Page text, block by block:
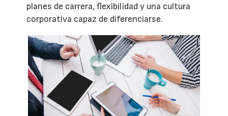
planes de carrera, flexibilidad y una cultura
corporativa capaz de diferenciarse.